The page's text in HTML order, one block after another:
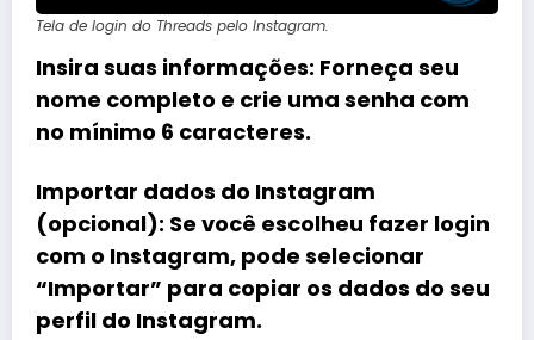
Tela de login do Threads pelo Instagram.
Insira suas informações: Forneça seu
nome completo e crie uma senha com
no mínimo 6 caracteres.
Importar dados do Instagram
(opcional): Se você escolheu fazer login
com o Instagram, pode selecionar
“Importar” para copiar os dados do seu
perfil do Instagram.